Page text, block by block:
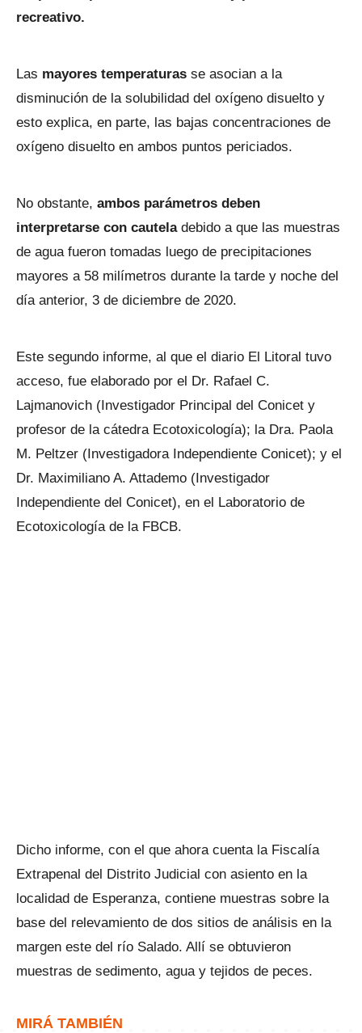
recreativo.
Las mayores temperaturas se asocian a la
disminución de la solubilidad del oxígeno disuelto y
esto explica, en parte, las bajas concentraciones de
oxígeno disuelto en ambos puntos periciados.
No obstante, ambos parámetros deben
interpretarse con cauteladebido a que las muestras
de agua fueron tomadas luego de precipitaciones
mayores a 58 milímetros durante la tarde y noche del
día anterior, 3 de diciembre de 2020.
Este segundo informe, al que el diario El Litoral tuvo
acceso, fue elaborado por el Dr. Rafael C.
Lajmanovich (Investigador Principal del Conicet y
profesor de la cátedra Ecotoxicología); la Dra. Paola
M. Peltzer (Investigadora Independiente Conicet); y el
Dr. Maximiliano A. Attademo (Investigador
Independiente del Conicet), en el Laboratorio de
Ecotoxicología de la FBCB.
Dicho informe, con el que ahora cuenta la Fiscalía
Extrapenal del Distrito Judicial con asiento en la
localidad de Esperanza, contiene muestras sobre la
base del relevamiento de dos sitios de análisis en la
margen este del río Salado. Allí se obtuvieron
muestras de sedimento, agua y tejidos de peces.
MIRÁ TAMBIÉN